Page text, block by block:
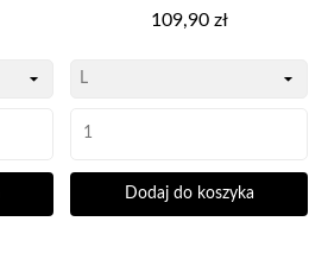
Cena
109,90 zł
Dodaj do koszyka